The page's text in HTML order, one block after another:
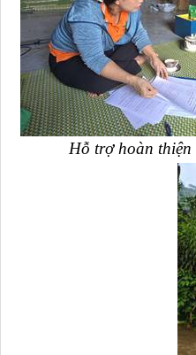
Hỗ trợ hoàn thiện